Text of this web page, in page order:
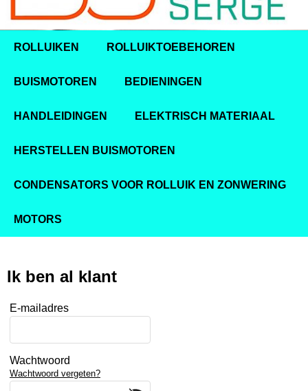
ROLLUIKEN ROLLUIKTOEBEHOREN
BUISMOTOREN BEDIENINGEN
HANDLEIDINGEN ELEKTRISCH MATERIAAL
HERSTELLEN BUISMOTOREN
CONDENSATORS VOOR ROLLUIK EN ZONWERING
MOTORS
Ik ben al klant
E-mailadres
Wachtwoord
Wachtwoord vergeten?